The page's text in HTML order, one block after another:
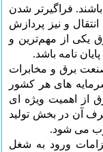
فراگیرتر شدن
انتقال و نیز پردازش
یکی از مهم‌ترین و
نامه باشد.
برق و مخابرات
های هر کشور
از اهمیت ویژه ای
آن در بخش تولید
می شود.
ورود به شغل